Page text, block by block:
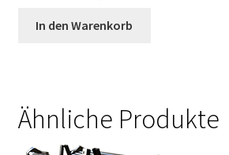
In den Warenkorb
Ähnliche Produkte